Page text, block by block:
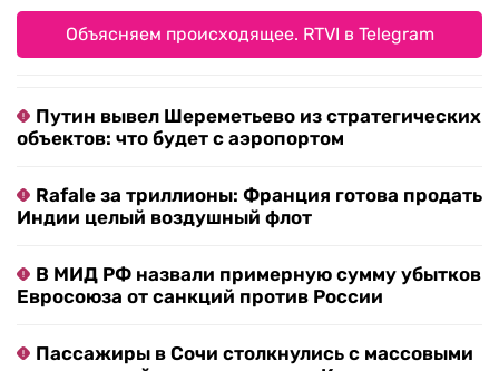
Объясняем происходящее. RTVI в Telegram
Путин вывел Шереметьево из стратегических
объектов: что будет с аэропортом
Rafale за триллионы: Франция готова продать
Индии целый воздушный флот
В МИД РФ назвали примерную сумму убытков
Евросоюза от санкций против России
Пассажиры в Сочи столкнулись с массовыми